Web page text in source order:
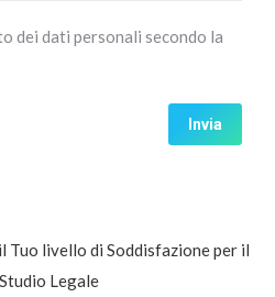
dei dati personali secondo la
Tuo livello di Soddisfazione per il
Legale